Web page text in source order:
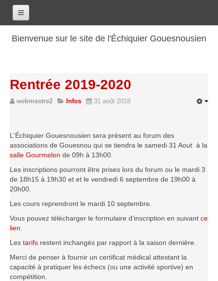
Bienvenue sur le site de l'Échiquier Gouesnousien
Les renseignements
Les coordonnées
Les tarifs
Les licenciés
Les archives
Saison 2015-2016
Saison 2014-2015
Saison 2013-2014
Saison 2012-2013
Rentrée 2019-2020
webmestre2 Infos 31 août 2018
L'Échiquier Gouesnousien sera présent au forum des
associations de Gouesnou qui se tiendra le samedi 31 Aout à la
salle Gourmelon de 09h à 13h00.
Les inscriptions pourront être prises lors du forum ou le mardi 3
de 18h15 à 19h30 et et le vendredi 6 septembre de 19h00 à
20h00.
Les cours reprendront le mardi 10 septembre.
Vous pouvez télécharger le formulaire d'inscription en suivant ce
lien
Les tarifs restent inchangés par rapport à la saison dernière.
Merci de penser à fournir un certificat médical attestant la
capacité à pratiquer les échecs (ou une activité sportive) en
compétition.